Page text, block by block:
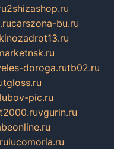
2shizashop.ru
carszona-bu.ru
kinozadrot13.ru
doroga.rutb02.ru
lubov-pic.ru
vgurin.ru
lucomoria.ru